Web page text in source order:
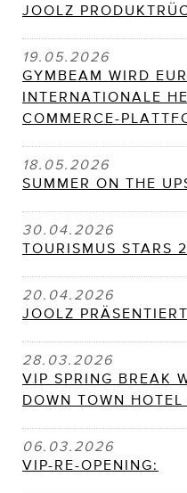
JOOLZ
19.05.2026
GYMBEAM WIRD
INTERNATIONALE
COMMERCE-
18.05.2026
SUMMER ON THE
30.04.2026
TOURISMUS STARS
20.04.2026
JOOLZ
28.03.2026
VIP SPRING BREAK
DOWN TOWN
06.03.2026
VIP-RE-OPENING: